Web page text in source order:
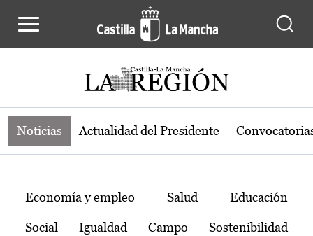
Noticias de la región de Castilla-La
Noticias Actualidad del Presidente
Temas
Economía y empleo Salud Educación
Social Igualdad Campo Sostenibilidad